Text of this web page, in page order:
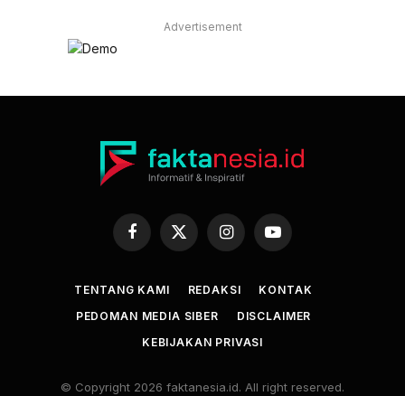
Advertisement
Facebook
X
InstagramYouTube
TENTANG KAMI REDAKSI
KONTAK
PEDOMAN MEDIA SIBER
DISCLAIMER
KEBIJAKAN PRIVASI
© Copyright 2026 faktanesia.id. All right reserved.